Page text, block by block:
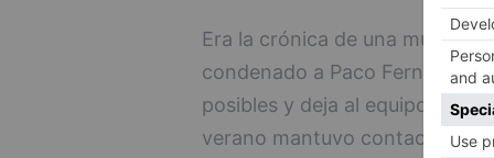
Era la crónica de una muerte
condenado a Paco Fernández
posibles y deja al equipo
verano mantuvo contactos